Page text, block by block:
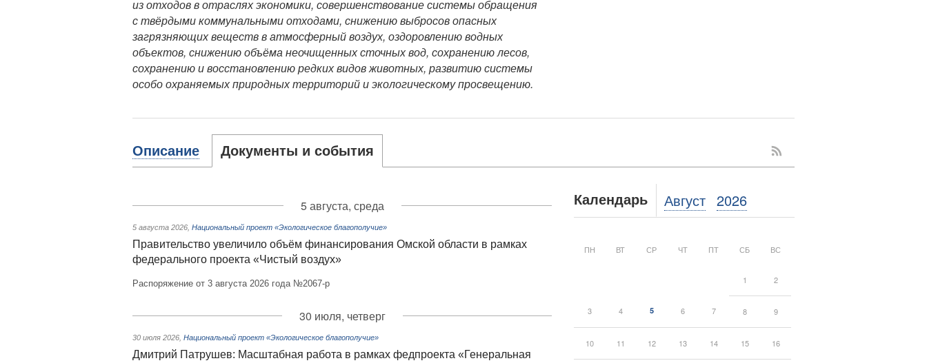
из отходов в отраслях экономики, совершенствование системы обращения
с твёрдыми коммунальными отходами, снижению выбросов опасных
загрязняющих веществ в атмосферный воздух, оздоровлению водных
объектов, снижению объёма неочищенных сточных вод, сохранению лесов,
сохранению и восстановлению редких видов животных, развитию системы
особо охраняемых природных территорий и экологическому просвещению.
Описание Документы и события
5 августа, среда
5 августа 2026 Национальный проект «Экологическое благополучие»
Правительство увеличило объём финансирования Омской области в рамках
федерального проекта «Чистый воздух»
Распоряжение от 3 августа 2026 года №2067-р
30 июля, четверг
30 июля 2026 Национальный проект «Экологическое благополучие»
Дмитрий Патрушев: Масштабная работа в рамках федпроекта «Генеральная
Календарь Август 2026
ПН ВТ СР ЧТ ПТ СБ ВС
1 2
3 4 5 6 7 8 9
10 11 12 13 14 15 16